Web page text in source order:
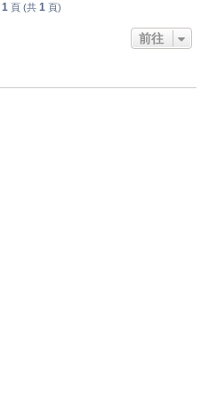
1 頁 (共 1 頁)
前往